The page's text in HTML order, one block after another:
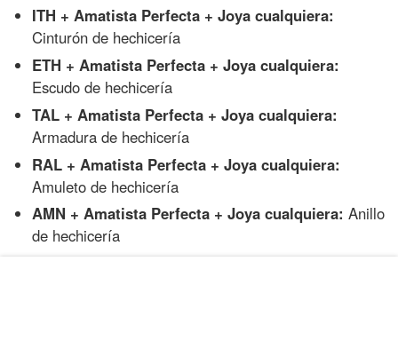
ITH + Amatista Perfecta + Joya cualquiera:
Cinturón de hechicería
ETH + Amatista Perfecta + Joya cualquiera:
Escudo de hechicería
TAL + Amatista Perfecta + Joya cualquiera:
Armadura de hechicería
RAL + Amatista Perfecta + Joya cualquiera:
Amuleto de hechicería
AMN + Amatista Perfecta + Joya cualquiera: Anillo
de hechicería